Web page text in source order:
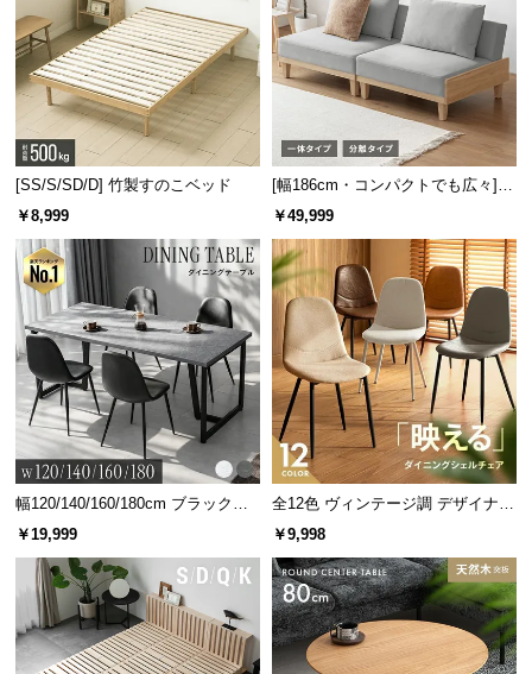
木の質感と機能性を両立した天板
天板には木の質感と美しい木目を活かすラッカー塗
装を施しました。
耐水性に優れた天板はお水を零しても染み込まず、
サッと拭き取ることができるので食卓に最適です。
[SS/S/SD/D] 竹製すのこベッド
￥8,999
[幅186cm・コンパクトでも広々] 3
人掛けソファベッド リクライニン
￥49,999
幅120/140/160/180cm ブラックフ
レーム ダイニング 大理石調 4人掛
￥19,999
全12色 ヴィンテージ調 デザイナー
ズシェルチェア
￥9,998